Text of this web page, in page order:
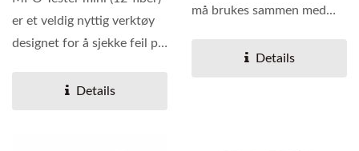
er et veldig nyttig verktøy
designet for å sjekke feil på
Details
må brukes sammen med
Details